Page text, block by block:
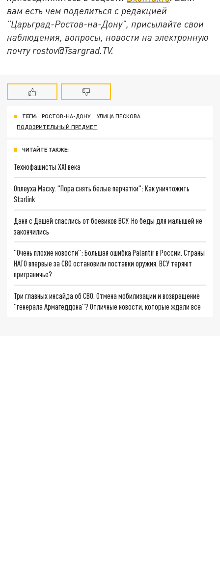
вам есть чем поделиться с редакцией
"Царьград-Ростов-на-Дону", присылайте свои
наблюдения, вопросы, новости на электронную
почту rostov@Tsargrad.ТV.
ТЕГИ: РОСТОВ-НА-ДОНУ
УЛИЦА ПЕСКОВА
ПОДОЗРИТЕЛЬНЫЙ ПРЕДМЕТ
ЧИТАЙТЕ ТАКЖЕ:
Технофашисты XXI века
Оплеуха Маску. "Пора снять белые перчатки": Как уничтожить
Starlink
Даня с Дашей спаслись от боевиков ВСУ. Но беды для малышей не
закончились
"Очень плохие новости": Большая ошибка Palantir в России. Страны
НАТО впервые за СВО остановили поставки оружия. ВСУ теряют
приграничье?
Три главных инсайда об СВО. Отмена мобилизации и возвращение
"генерала Армагеддона"? Отличные новости, которые ждали все